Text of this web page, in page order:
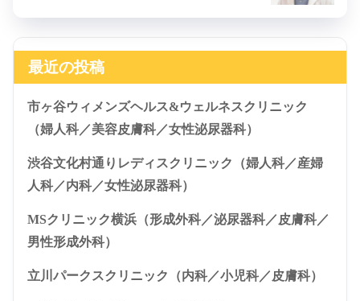
最近の投稿
市ヶ谷ウィメンズヘルス&ウェルネスクリニック
（婦人科／美容皮膚科／女性泌尿器科）
渋谷文化村通りレディスクリニック（婦人科／産婦
人科／内科／女性泌尿器科）
MSクリニック横浜（形成外科／泌尿器科／皮膚科／
男性形成外科）
立川パークスクリニック（内科／小児科／皮膚科）